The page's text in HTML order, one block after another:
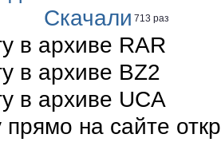
Скачали 713 раз
в архиве RAR
в архиве BZ2
в архиве UCA
прямо на сайте